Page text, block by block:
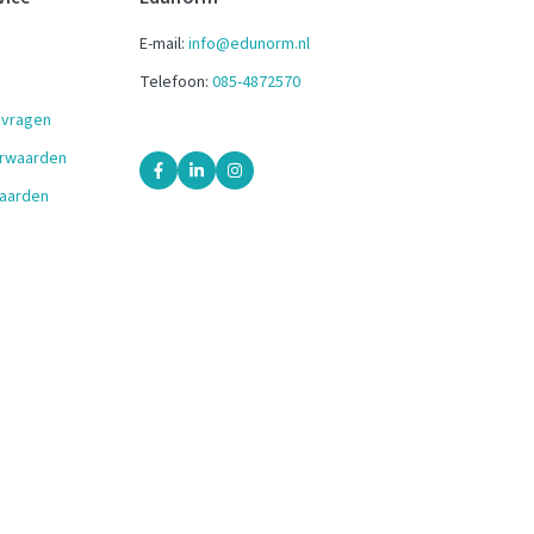
E-mail: info@edunorm.nl
Telefoon: 085-4872570